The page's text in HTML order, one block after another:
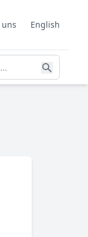
English